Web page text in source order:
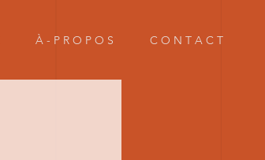
À - P R O P O S C O N T A C T